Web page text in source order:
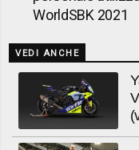
WorldSBK 2021
VEDI ANCHE